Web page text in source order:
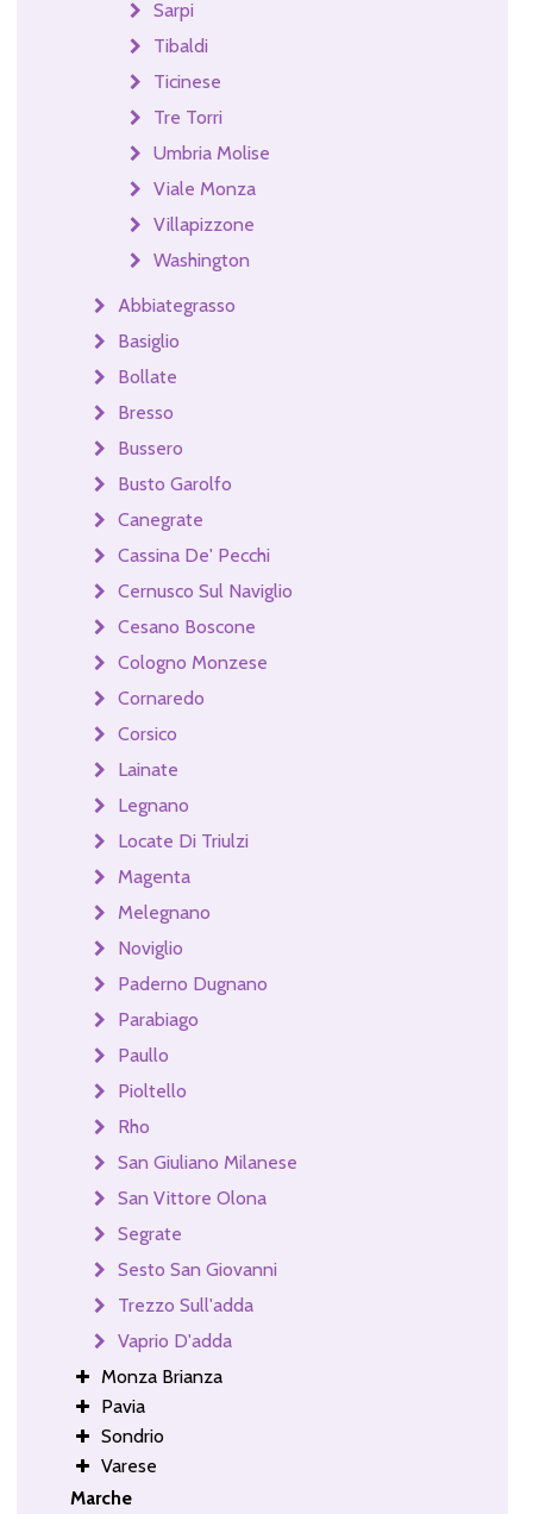
Sarpi
Tibaldi
Ticinese
Tre Torri
Umbria Molise
Viale Monza
Villapizzone
Washington
Abbiategrasso
Basiglio
Bollate
Bresso
Bussero
Busto Garolfo
Canegrate
Cassina De' Pecchi
Cernusco Sul Naviglio
Cesano Boscone
Cologno Monzese
Cornaredo
Corsico
Lainate
Legnano
Locate Di Triulzi
Magenta
Melegnano
Noviglio
Paderno Dugnano
Parabiago
Paullo
Pioltello
Rho
San Giuliano Milanese
San Vittore Olona
Segrate
Sesto San Giovanni
Trezzo Sull'adda
Vaprio D'adda
Monza Brianza
Pavia
Sondrio
Varese
Marche